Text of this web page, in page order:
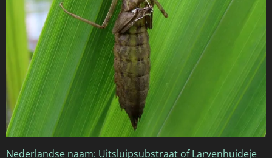
Nederlandse naam: Uitsluipsubstraat of Larvenhuideje